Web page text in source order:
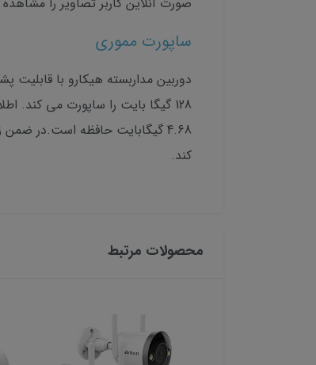
ساپورت مموری
4.68 گیگابایت حافظه است.در
کند.
محصولات مرتبط